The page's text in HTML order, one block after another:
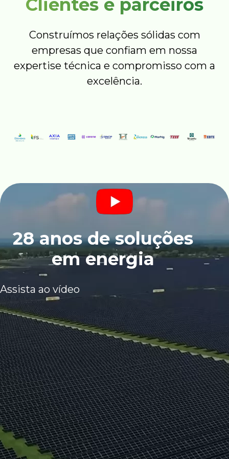
Clientes e parceiros
Construímos relações sólidas com
empresas que confiam em nossa
expertise técnica e compromisso com a
excelência.
28 anos de soluções
em energia
Assista ao vídeo